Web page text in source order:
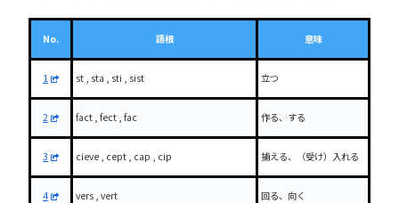
No. 語根 意味
1 st , sta , sti , sist 立つ
2 fact , fect , fac 作る、する
3 cieve , cept , cap , cip 捕える、（受け）入れる
4 vers , vert 回る、向く